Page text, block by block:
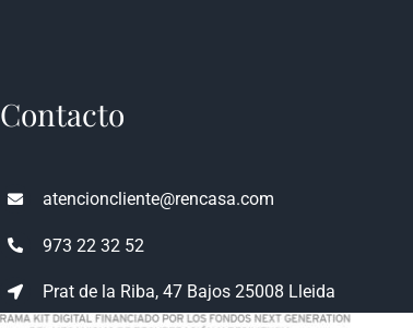
Contacto
atencioncliente@rencasa.com
973 22 32 52
Prat de la Riba, 47 Bajos 25008 Lleida